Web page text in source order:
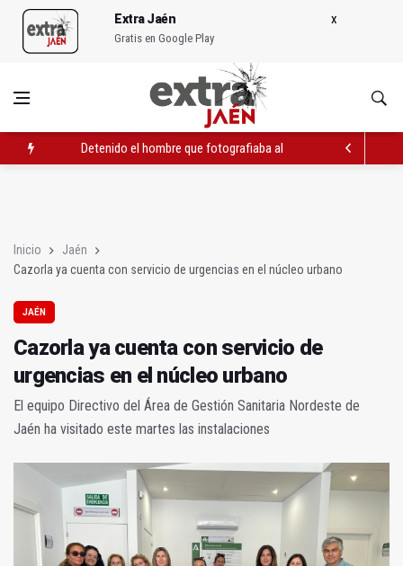
Extra Jaén
Gratis en Google Play
Detenida una docente de instituto por agresión sexual a un
Inicio
Jaén
Cazorla ya cuenta con servicio de urgencias en el núcleo urbano
JAÉN
Cazorla ya cuenta con servicio de
urgencias en el núcleo urbano
El equipo Directivo del Área de Gestión Sanitaria Nordeste de
Jaén ha visitado este martes las instalaciones